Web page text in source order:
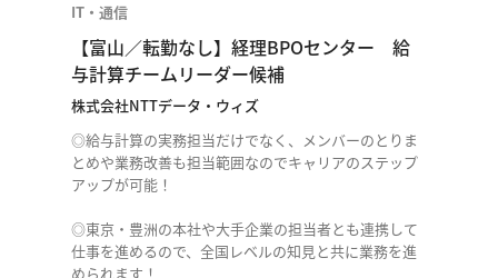
IT・通信
【富山／転勤なし】経理BPOセンター 給
与計算チームリーダー候補
株式会社NTTデータ・ウィズ
◎給与計算の実務担当だけでなく、メンバーのとりま
とめや業務改善も担当範囲なのでキャリアのステップ
アップが可能！
◎東京・豊洲の本社や大手企業の担当者とも連携して
仕事を進めるので、全国レベルの知見と共に業務を進
められます！